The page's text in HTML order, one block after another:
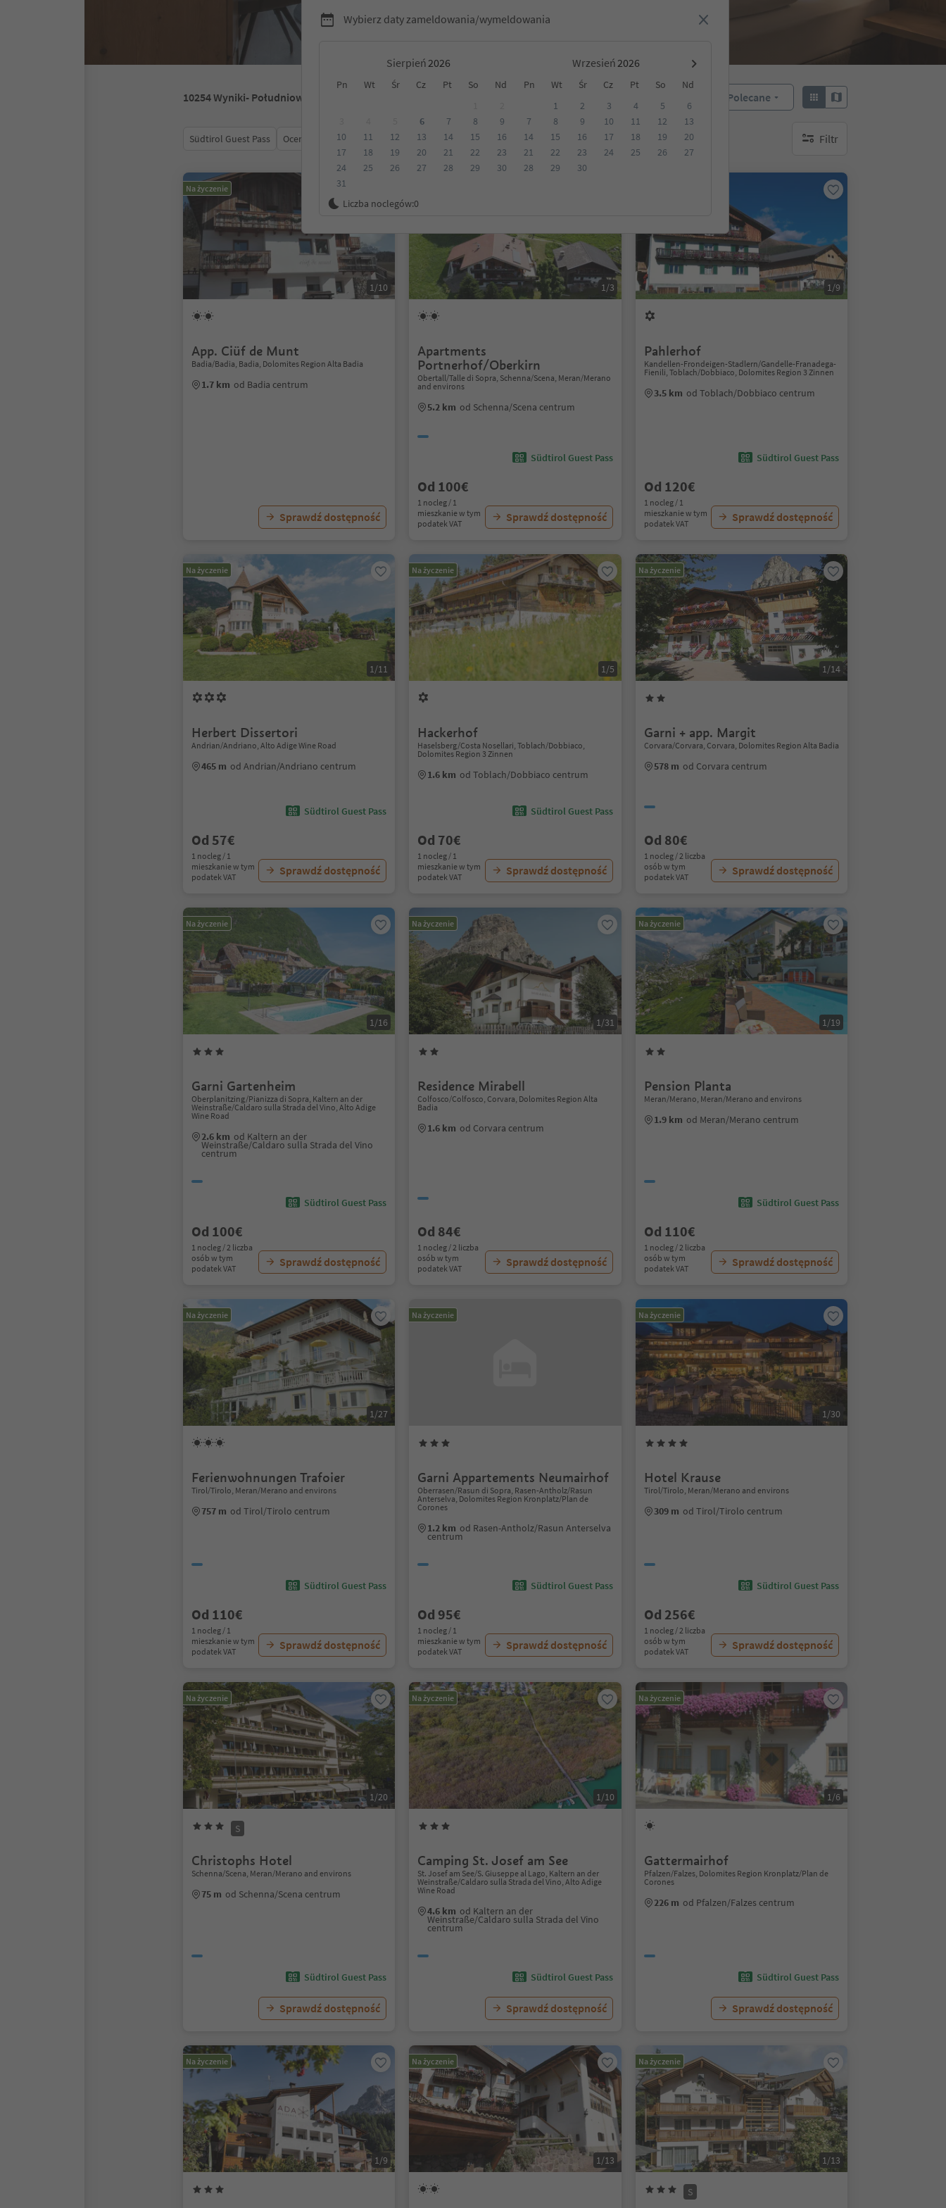
Wybierz daty zameldowania/wymeldowania
Sierpień Wrzesień
Pn Wt Śr Cz Pt So Nd Pn Wt Śr Cz Pt So
Nd
6 7 8
9
10
11 12 13 14 15
16
17
18 19 20 21 22
23
24
25 26 27 28 29
30
31
1 2 3 4 5
6
7
8 9 10 11 12
13
14
15 16 17 18 19
20
21
22 23 24 25 26
27
28
29 30
Liczba noclegów:0
10254Wyniki- Południowy Tyrol Polecane
Südtirol Guest Pass Ocena Kategoria Opcje wyżywienia Ekologiczne zakwaterowanie Filtr
brak aktywnych filtrów
Na życzenie
1/10
App. Ciüf de Munt
Badia/Badia, Badia, Dolomites Region Alta Badia
1.7 km od Badia centrum
Sprawdź dostępność
1/3
Apartments
Portnerhof/Oberkirn
Obertall/Talle di Sopra, Schenna/Scena, Meran/Merano
and environs
5.2 km od Schenna/Scena centrum
Südtirol Guest Pass
Od 100€
1 nocleg / 1
mieszkanie w tym
podatek VAT
Sprawdź dostępność
1/9
Pahlerhof
Kandellen-Frondeigen-Stadlern/Gandelle-Franadega-
Fienili, Toblach/Dobbiaco, Dolomites Region 3 Zinnen
3.5 km od Toblach/Dobbiaco centrum
Südtirol Guest Pass
Od 120€
1 nocleg / 1
mieszkanie w tym
podatek VAT
Sprawdź dostępność
Na życzenie
1/11
Herbert Dissertori
Andrian/Andriano, Alto Adige Wine Road
465 m od Andrian/Andriano centrum
Südtirol Guest Pass
Od 57€
1 nocleg / 1
mieszkanie w tym
podatek VAT
Sprawdź dostępność
Na życzenie
1/5
Hackerhof
Haselsberg/Costa Nosellari, Toblach/Dobbiaco,
Dolomites Region 3 Zinnen
1.6 km od Toblach/Dobbiaco centrum
Südtirol Guest Pass
Od 70€
1 nocleg / 1
mieszkanie w tym
podatek VAT
Sprawdź dostępność
Na życzenie
1/14
Garni + app. Margit
Corvara/Corvara, Corvara, Dolomites Region Alta Badia
578 m od Corvara centrum
Od 80€
1 nocleg / 2 liczba
osób w tym
podatek VAT
Sprawdź dostępność
Na życzenie
1/16
Garni Gartenheim
Oberplanitzing/Pianizza di Sopra, Kaltern an der
Weinstraße/Caldaro sulla Strada del Vino, Alto Adige
Wine Road
2.6 km od Kaltern an der
Weinstraße/Caldaro sulla Strada del Vino
centrum
Südtirol Guest Pass
Od 100€
1 nocleg / 2 liczba
osób w tym
podatek VAT
Sprawdź dostępność
Na życzenie
1/31
Residence Mirabell
Colfosco/Colfosco, Corvara, Dolomites Region Alta
Badia
1.6 km od Corvara centrum
Od 84€
1 nocleg / 2 liczba
osób w tym
podatek VAT
Sprawdź dostępność
Na życzenie
1/19
Pension Planta
Meran/Merano, Meran/Merano and environs
1.9 km od Meran/Merano centrum
Südtirol Guest Pass
Od 110€
1 nocleg / 2 liczba
osób w tym
podatek VAT
Sprawdź dostępność
Na życzenie
1/27
Ferienwohnungen Trafoier
Tirol/Tirolo, Meran/Merano and environs
757 m od Tirol/Tirolo centrum
Südtirol Guest Pass
Od 110€
1 nocleg / 1
mieszkanie w tym
podatek VAT
Sprawdź dostępność
Na życzenie
Garni Appartements Neumairhof
Oberrasen/Rasun di Sopra, Rasen-Antholz/Rasun
Anterselva, Dolomites Region Kronplatz/Plan de
Corones
1.2 km od Rasen-Antholz/Rasun Anterselva
centrum
Südtirol Guest Pass
Od 95€
1 nocleg / 1
mieszkanie w tym
podatek VAT
Sprawdź dostępność
Na życzenie
1/30
Hotel Krause
Tirol/Tirolo, Meran/Merano and environs
309 m od Tirol/Tirolo centrum
Südtirol Guest Pass
Od 256€
1 nocleg / 2 liczba
osób w tym
podatek VAT
Sprawdź dostępność
Na życzenie
1/20
S
Christophs Hotel
Schenna/Scena, Meran/Merano and environs
75 m od Schenna/Scena centrum
Südtirol Guest Pass
Sprawdź dostępność
Na życzenie
1/10
Camping St. Josef am See
St. Josef am See/S. Giuseppe al Lago, Kaltern an der
Weinstraße/Caldaro sulla Strada del Vino, Alto Adige
Wine Road
4.6 km od Kaltern an der
Weinstraße/Caldaro sulla Strada del Vino
centrum
Südtirol Guest Pass
Sprawdź dostępność
Na życzenie
1/6
Gattermairhof
Pfalzen/Falzes, Dolomites Region Kronplatz/Plan de
Corones
226 m od Pfalzen/Falzes centrum
Südtirol Guest Pass
Sprawdź dostępność
Na życzenie
1/9
Na życzenie
1/13
Na życzenie
1/13
S